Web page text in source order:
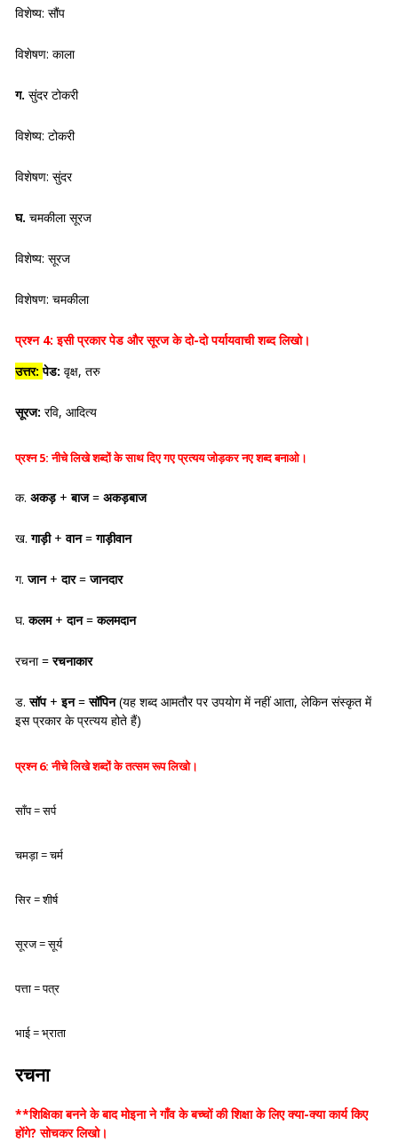
विशेष्य: सौंप
विशेषण: काला
ग. सुंदर टोकरी
विशेष्य: टोकरी
विशेषण: सुंदर
घ. चमकीला सूरज
विशेष्य: सूरज
विशेषण: चमकीला
प्रश्न 4: इसी प्रकार पेड और सूरज के दो-दो पर्यायवाची शब्द लिखो।
उत्तर:पेड: वृक्ष, तरु
सूरज: रवि, आदित्य
प्रश्न 5:नीचे लिखे शब्दों के साथ दिए गए प्रत्यय जोड़कर नए शब्द बनाओ।
क. अकड़+बाज= अकड़बाज
ख.गाड़ी+वान=गाड़ीवान
ग.जान+दार=जानदार
घ.कलम+दान=कलमदान
रचना =रचनाकार
ड.सॉप+इन=सॉपिन(यह शब्द आमतौर पर उपयोग में नहीं आता, लेकिन संस्कृत में
इस प्रकार के प्रत्यय होते हैं)
प्रश्न 6:नीचे लिखे शब्दों के तत्सम रूप लिखो।
साँप=सर्प
चमड़ा=चर्म
सिर=शीर्ष
सूरज=सूर्य
पत्ता=पत्र
भाई=भ्राता
रचना
**शिक्षिका बनने के बाद मोइना ने गाँव के बच्चों की शिक्षा के लिए क्या-क्या कार्य किए
होंगे? सोचकर लिखो।